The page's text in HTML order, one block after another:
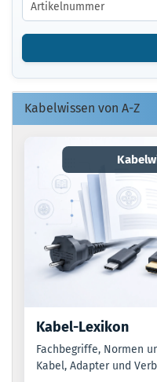
SIE
DIE
ARTIKELNUMMER
EAN
EIN.
Kabelwissen von A-Z
Kabel-Lexikon
Fachbegriffe, Normen
Kabel, Adapter und